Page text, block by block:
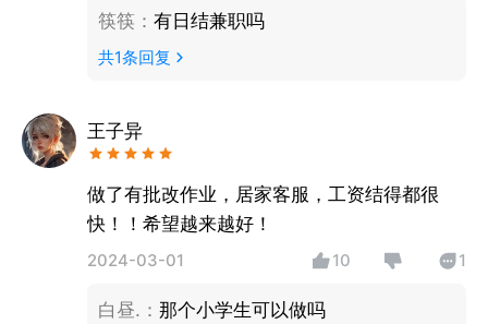
筷筷 ： 有日结兼职吗
共1条回复
王子异
做了有批改作业，居家客服，工资结得都很
快！！希望越来越好！
2024-03-01 10 1
白昼. ： 那个小学生可以做吗